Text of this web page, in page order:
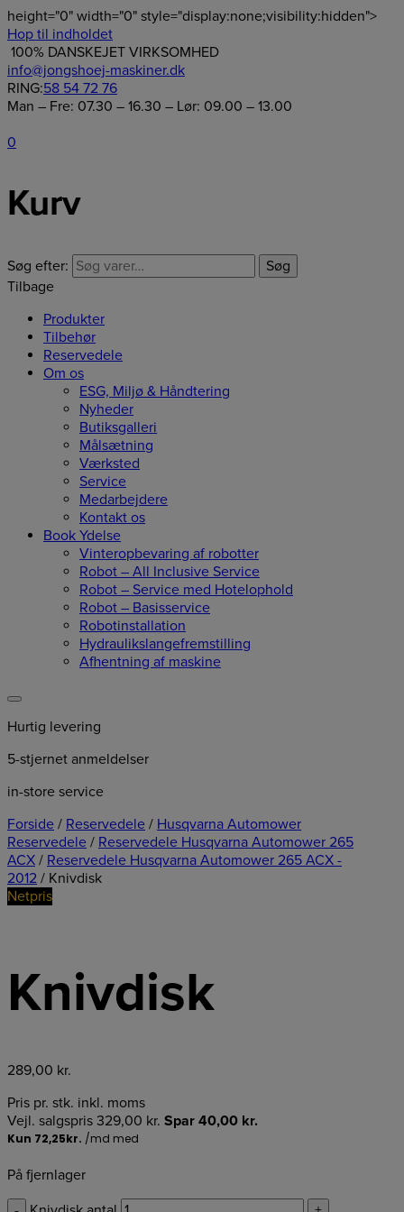
height="0" width="0" style="display:none;visibility:hidden">
Hop til indholdet
100% DANSKEJET VIRKSOMHED
info@jongshoej-maskiner.dk
RING:58 54 72 76
Man – Fre: 07.30 – 16.30 – Lør: 09.00 – 13.00
0
Kurv
Søg efter:
Søg
Tilbage
Produkter
Tilbehør
Reservedele
Om os
ESG, Miljø & Håndtering
Nyheder
Butiksgalleri
Målsætning
Værksted
Service
Medarbejdere
Kontakt os
Book Ydelse
Vinteropbevaring af robotter
Robot – All Inclusive Service
Robot – Service med Hotelophold
Robot – Basisservice
Robotinstallation
Hydraulikslangefremstilling
Afhentning af maskine
Hurtig levering
5-stjernet anmeldelser
in-store service
Forside / Reservedele / Husqvarna Automower
Reservedele / Reservedele Husqvarna Automower 265
ACX / Reservedele Husqvarna Automower 265 ACX -
2012 / Knivdisk
Netpris
Knivdisk
289,00 kr.
Pris pr. stk. inkl. moms
Vejl. salgspris 329,00 kr. Spar 40,00 kr.
På fjernlager